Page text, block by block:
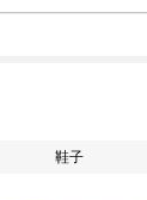
鞋子